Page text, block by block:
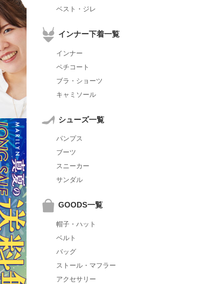
ベスト・ジレ
インナー下着一覧
インナー
ペチコート
ブラ・ショーツ
キャミソール
シューズ一覧
パンプス
ブーツ
スニーカー
サンダル
GOODS一覧
帽子・ハット
ベルト
バッグ
ストール・マフラー
アクセサリー